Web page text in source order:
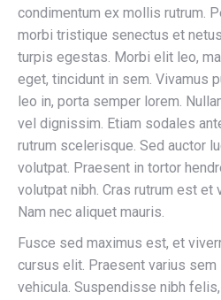
condimentum ex mollis rutrum.
morbi tristique senectus et
turpis egestas. Morbi elit leo,
eget, tincidunt in sem. Vivamus
leo in, porta semper lorem.
vel dignissim. Etiam sodales
rutrum scelerisque. Sed auctor
volutpat. Praesent in tortor
volutpat nibh. Cras rutrum est
Nam nec aliquet mauris.
Fusce sed maximus est, et
cursus elit. Praesent varius
vehicula. Suspendisse nibh